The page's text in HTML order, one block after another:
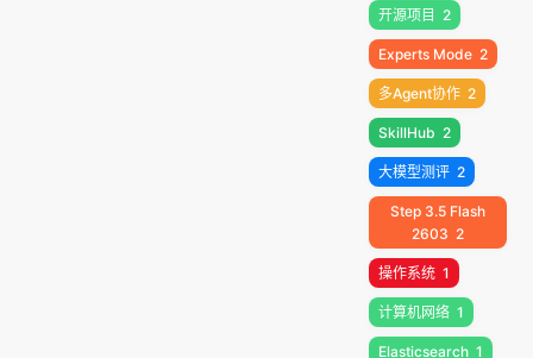
开源项目 2
Experts Mode 2
多Agent协作 2
SkillHub 2
大模型测评 2
Step 3.5 Flash
2603 2
操作系统 1
计算机网络 1
Elasticsearch 1